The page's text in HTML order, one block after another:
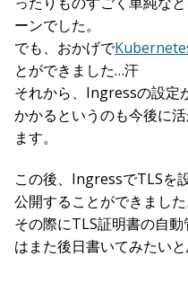
ーンでした。
でも、おかげで
とができました…汗
それから、Ingressの設定
かかるというのも今後に
ます。
この後、IngressでTLSを
公開することができました
その際にTLS証明書の自
はまた後日書いてみたいと